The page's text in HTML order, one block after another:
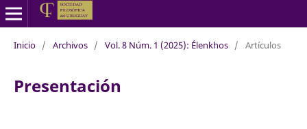
Inicio / Archivos / Vol. 8 Núm. 1 (2025): Élenkhos / Artículos
Presentación